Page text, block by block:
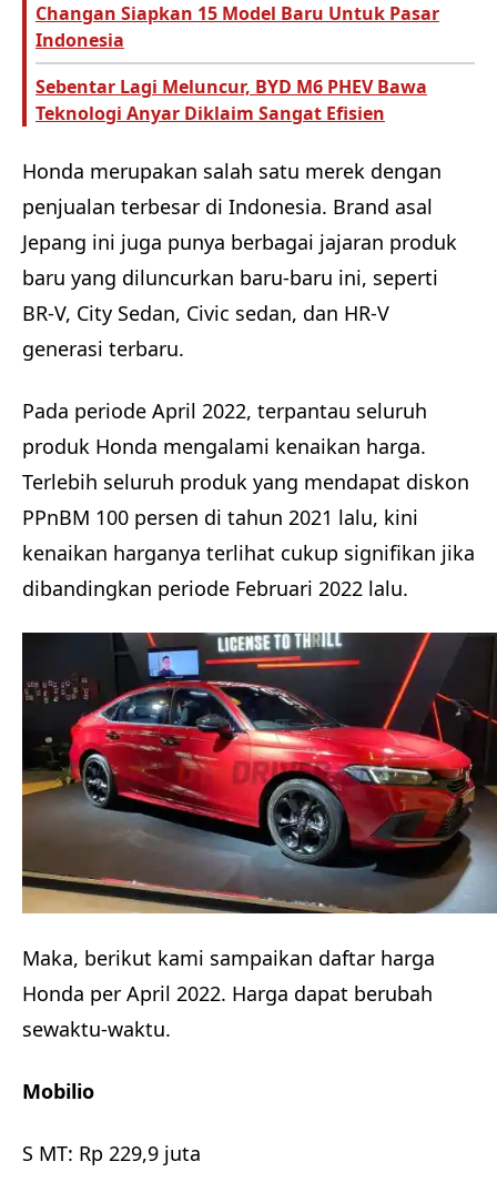
Changan Siapkan 15 Model Baru Untuk Pasar
Indonesia
Sebentar Lagi Meluncur, BYD M6 PHEV Bawa
Teknologi Anyar Diklaim Sangat Efisien
Honda merupakan salah satu merek dengan
penjualan terbesar di Indonesia. Brand asal
Jepang ini juga punya berbagai jajaran produk
baru yang diluncurkan baru-baru ini, seperti
BR-V, City Sedan, Civic sedan, dan HR-V
generasi terbaru.
Pada periode April 2022, terpantau seluruh
produk Honda mengalami kenaikan harga.
Terlebih seluruh produk yang mendapat diskon
PPnBM 100 persen di tahun 2021 lalu, kini
kenaikan harganya terlihat cukup signifikan jika
dibandingkan periode Februari 2022 lalu.
Maka, berikut kami sampaikan daftar harga
Honda per April 2022. Harga dapat berubah
sewaktu-waktu.
Mobilio
S MT: Rp 229,9 juta